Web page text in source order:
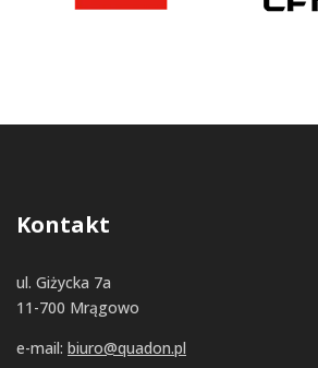
Kontakt
ul. Giżycka 7a
11-700 Mrągowo
e-mail: biuro@quadon.pl